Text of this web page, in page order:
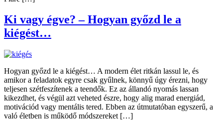
Ki vagy égve? – Hogyan győzd le a
kiégést…
Hogyan győzd le a kiégést… A modern élet ritkán lassul le, és
amikor a feladatok egyre csak gyűlnek, könnyű úgy érezni, hogy
teljesen szétfeszítenek a teendők. Ez az állandó nyomás lassan
kikezdhet, és végül azt veheted észre, hogy alig marad energiád,
motivációd vagy mentális tered. Ebben az útmutatóban egyszerű, a
való életben is működő módszereket […]